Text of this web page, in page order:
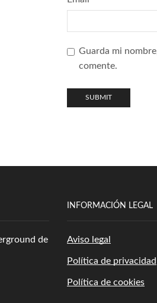
Guarda mi
comente.
de
INFORMACIÓN LEGAL
Aviso legal
Política de privacidad
Política de cookies